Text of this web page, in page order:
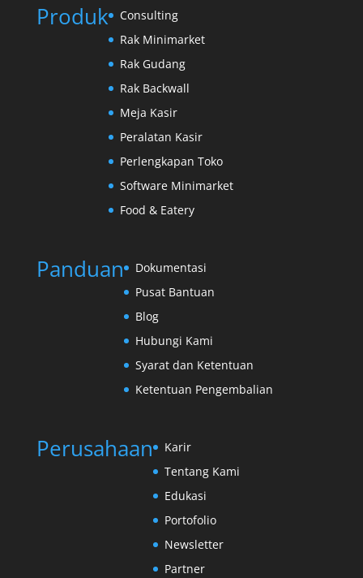
Produk
Consulting
Rak Minimarket
Rak Gudang
Rak Backwall
Meja Kasir
Peralatan Kasir
Perlengkapan Toko
Software Minimarket
Food & Eatery
Panduan
Dokumentasi
Pusat Bantuan
Blog
Hubungi Kami
Syarat dan Ketentuan
Ketentuan Pengembalian
Perusahaan
Karir
Tentang Kami
Edukasi
Portofolio
Newsletter
Partner